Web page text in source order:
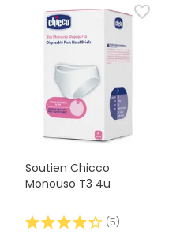
Soutien Chicco
Monouso T3 4u
(5)